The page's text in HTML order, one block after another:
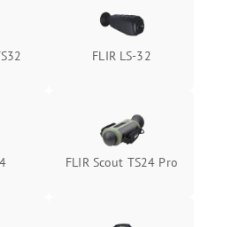
Подробнее →
FLIR LS-32
FLIR Scout TS24 Pro